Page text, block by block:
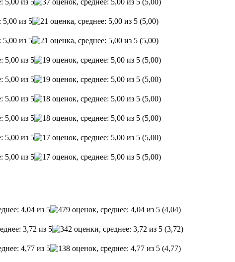
(5,00)
(5,00)
(5,00)
(5,00)
(5,00)
(5,00)
(5,00)
(5,00)
(4,04)
(3,72)
(4,77)